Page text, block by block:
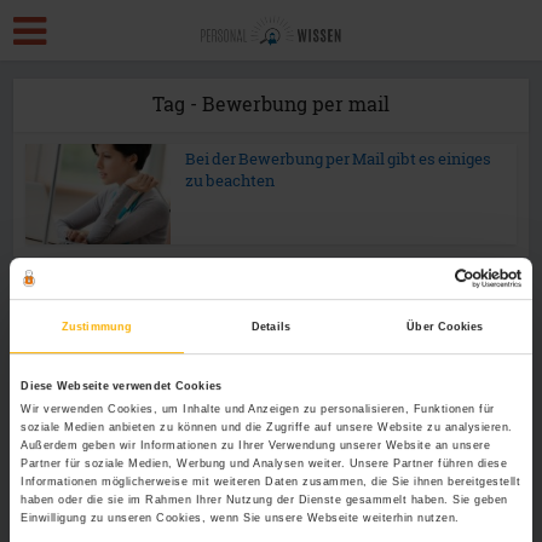
Zustimmung Details Über Cookies
Diese Webseite verwendet Cookies
Wir verwenden Cookies, um Inhalte und Anzeigen zu personalisieren, Funktionen für
soziale Medien anbieten zu können und die Zugriffe auf unsere Website zu analysieren.
Außerdem geben wir Informationen zu Ihrer Verwendung unserer Website an unsere
Partner für soziale Medien, Werbung und Analysen weiter. Unsere Partner führen diese
Informationen möglicherweise mit weiteren Daten zusammen, die Sie ihnen bereitgestellt
haben oder die sie im Rahmen Ihrer Nutzung der Dienste gesammelt haben. Sie geben
Einwilligung zu unseren Cookies, wenn Sie unsere Webseite weiterhin nutzen.
Tag - Bewerbung per mail
Bei der Bewerbung per Mail gibt es einiges
zu beachten